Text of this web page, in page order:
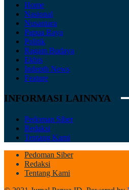
Home
Nasional
Nusantara
Papua Raya
Politik
Ragam Budaya
Ekbis
Indepth News
Feature
INFORMASI LAINNYA
Pedoman Siber
Redaksi
Tentang Kami
Pedoman Siber
Redaksi
Tentang Kami